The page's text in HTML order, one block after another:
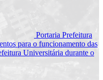
Portaria Prefeitura
para o funcionamento das
Universitária durante o